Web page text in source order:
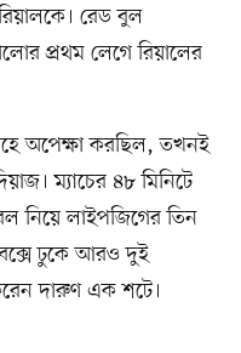
রেড বুল
প্রথম লেগে রিয়ালের
অপেক্ষা করছিল, তখনই
ম্যাচের ৪৮ মিনিটে
নিয়ে লাইপজিগের তিন
ঢুকে আরও দুই
দারুণ এক শটে।